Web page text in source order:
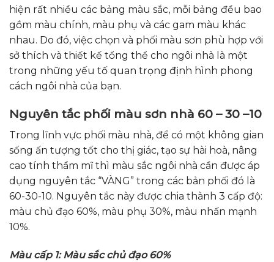
hiện rất nhiều các bảng màu sắc, mỗi bảng đều bao
gồm màu chính, màu phụ và các gam màu khác
nhau. Do đó, việc chọn và phối màu sơn phù hợp với
sở thích và thiết kế tổng thể cho ngôi nhà là một
trong những yếu tố quan trọng định hình phong
cách ngôi nhà của bạn.
Nguyên tắc phối màu sơn nhà 60 – 30 –10
Trong lĩnh vực phối màu nhà, để có một không gian
sống ấn tượng tốt cho thị giác, tạo sự hài hoà, nâng
cao tính thẩm mĩ thì màu sắc ngôi nhà cần được áp
dụng nguyên tắc “VÀNG” trong các bản phối đó là
60-30-10. Nguyên tắc này được chia thành 3 cấp độ:
màu chủ đạo 60%, màu phụ 30%, màu nhấn mạnh
10%.
Màu cấp 1: Màu sắc chủ đạo 60%